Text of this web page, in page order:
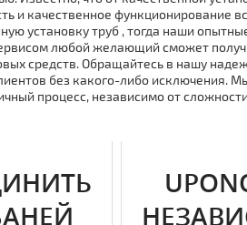
и качественное функционирование
установку тpуб , тогда наши
любой желающий сможет
средств. Обращайтесь в нашу
без какого-либо исключения.
процесс, независимо от